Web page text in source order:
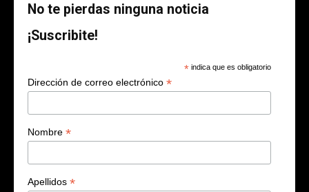
No te pierdas ninguna noticia
¡Suscribite!
* indica que es obligatorio
Dirección de correo electrónico *
Nombre *
Apellidos *